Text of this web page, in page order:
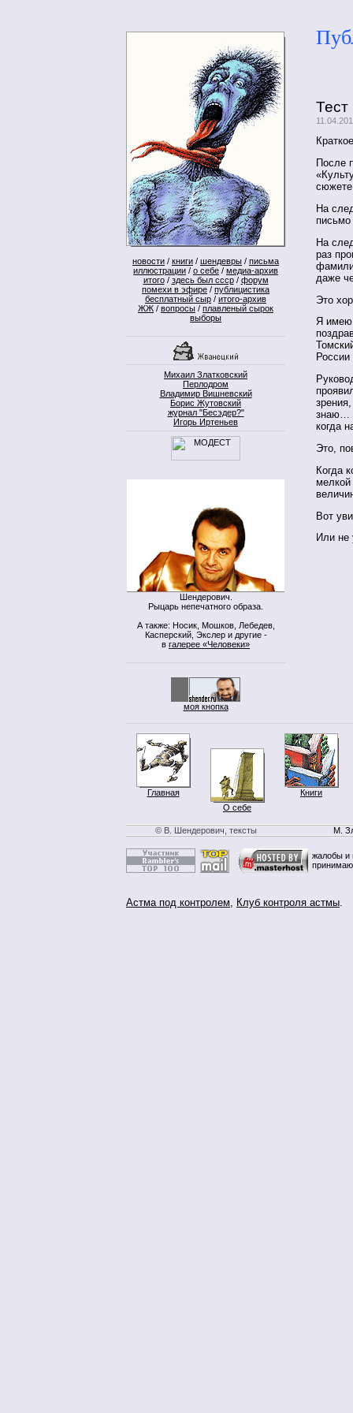
новости / книги / шендевры / письма
иллюстрации / о себе / медиа-архив
итого/ здесь был ссср/ форум
помехи в эфире / публицистика
бесплатный сыр / итого-архив
ЖЖ / вопросы / плавленый сырок
выборы
Михаил Златковский
Перлодром
Владимир Вишневский
Борис Жутовский
журнал "Бесэдер?"
Игорь Иртеньев
Шендерович.
Рыцарь непечатного образа.
А также: Носик, Мошков, Лебедев,
Касперский, Экслер и другие -
в галерее «Человеки»
моя кнопка
Тест
После
На
На
раз
даже
Это
Я имею
России
знаю…
когда
Это,
Когда
мелкой
Вот
Или не
Главная
О себе
Книги
© В. Шендерович, тексты М.
жалобы и
Астма под контролем, Клуб контроля астмы.